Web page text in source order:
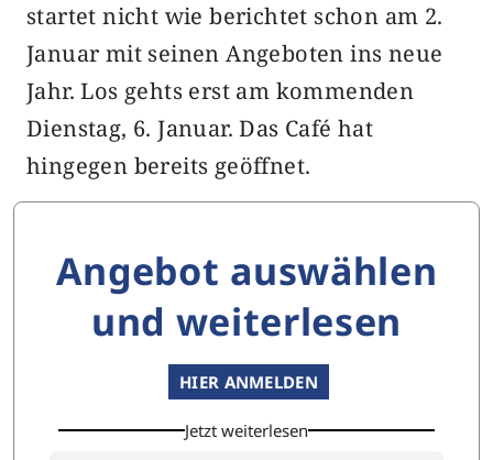
startet nicht wie berichtet schon am 2.
Januar mit seinen Angeboten ins neue
Jahr. Los gehts erst am kommenden
Dienstag, 6. Januar. Das Café hat
hingegen bereits geöffnet.
Angebot auswählen
und weiterlesen
HIER ANMELDEN
Jetzt weiterlesen